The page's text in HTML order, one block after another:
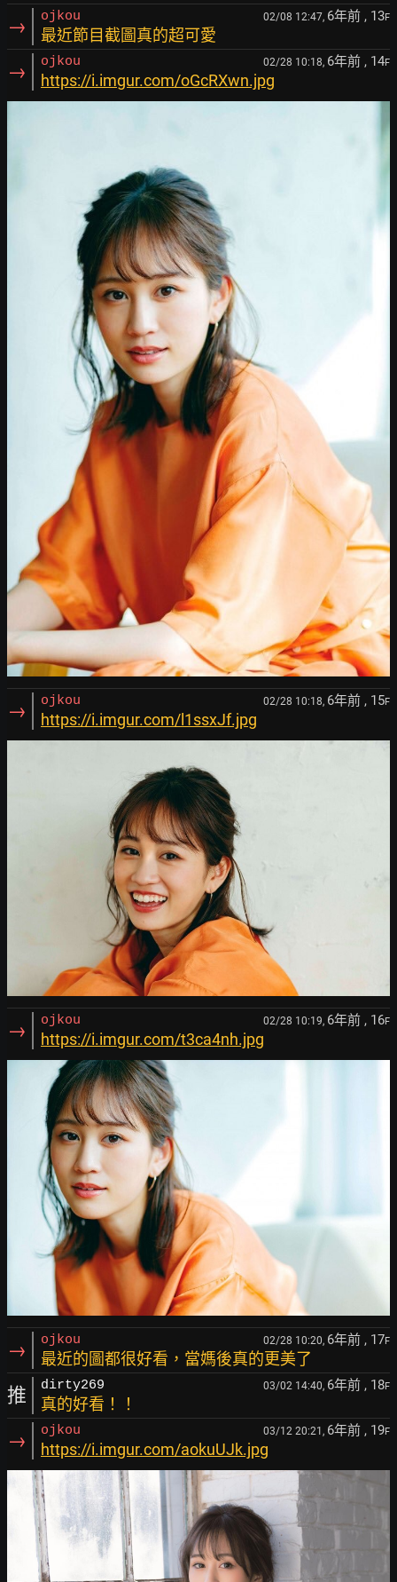
→ ojkou 02/08 12:47, 6年前 , 13F
最近節目截圖真的超可愛
→ ojkou 02/28 10:18, 6年前 , 14F
https://i.imgur.com/oGcRXwn.jpg
→ ojkou 02/28 10:18, 6年前 , 15F
https://i.imgur.com/l1ssxJf.jpg
→ ojkou 02/28 10:19, 6年前 , 16F
https://i.imgur.com/t3ca4nh.jpg
→ ojkou 02/28 10:20, 6年前 , 17F
最近的圖都很好看，當媽後真的更美了
推 dirty269 03/02 14:40, 6年前 , 18F
真的好看！！
→ ojkou 03/12 20:21, 6年前 , 19F
https://i.imgur.com/aokuUJk.jpg